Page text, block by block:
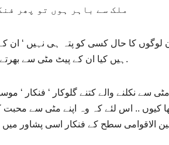
ملک سے باہر ہوں تو پھر
لوگوں کا حال کسی کو پتہ ہی نہیں ‘
ہیں کیا ان کے پیٹ مٹی سے بھرتے ہیں؟ یہ وہ سوالات ہیں جس کے بارے میں کسی کو سوچنے کی ہمت ہی نہیں.
سے نکلنے والے کتنے گلوکار ‘ فنکار ‘
کیوں .. اس لئے کہ وہ اپنے مٹی سے محبت
الاقوامی سطح کے فنکار اسی پشاور